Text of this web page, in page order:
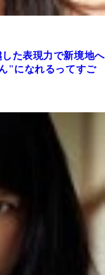
た表現力で新境地へ
"になれるってすご